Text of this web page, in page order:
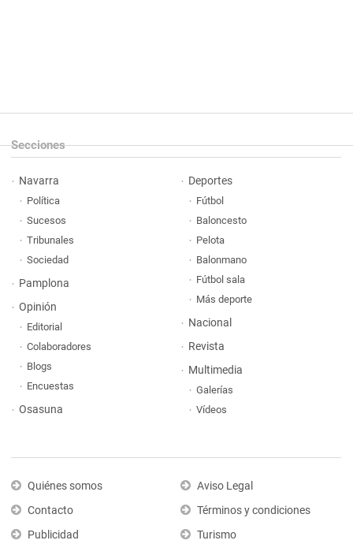
Secciones
Navarra
Política
Sucesos
Tribunales
Sociedad
Pamplona
Opinión
Editorial
Colaboradores
Blogs
Encuestas
Osasuna
Deportes
Fútbol
Baloncesto
Pelota
Balonmano
Fútbol sala
Más deporte
Nacional
Revista
Multimedia
Galerías
Vídeos
Quiénes somos
Contacto
Publicidad
Aviso Legal
Términos y condiciones
Turismo